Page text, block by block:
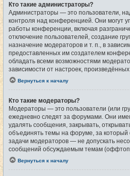
Кто такие администраторы?
Администраторы — это пользователи,
контроля над конференцией. Они могут
работы конференции, включая
отключение пользователей, создание
назначение модераторов и т. п., в
предоставленных им создателем
обладать всеми возможностями
зависимости от настроек,
Вернуться к началу
Кто такие модераторы?
Модераторы — это пользователи (или
ежедневно следят за форумами. Они
удалять сообщения, закрывать,
объединять темы на форуме, за который
задачи модераторов — не допускать
сообщений обсуждаемым темам
Вернуться к началу